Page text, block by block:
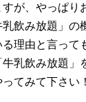
が、やっぱり
飲み放題」の
理由と言って
乳飲み放題」
てみて下さい